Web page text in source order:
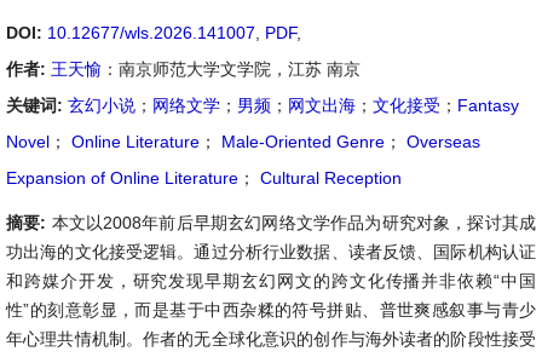
DOI: 10.12677/wls.2026.141007 PDF,
作者: 王天愉 ：南京师范大学文学院，江苏 南京
关键词: 玄幻小说 ； 网络文学 ； 男频 ； 网文出海 ； 文化接受 ； Fantasy
Novel ； Online Literature ； Male-Oriented Genre ；
Overseas
Expansion of Online Literature ； Cultural Reception
摘要: 本文以2008年前后早期玄幻网络文学作品为研究对象，探讨其成
功出海的文化接受逻辑。通过分析行业数据、读者反馈、国际机构认证
和跨媒介开发，研究发现早期玄幻网文的跨文化传播并非依赖“中国
性”的刻意彰显，而是基于中西杂糅的符号拼贴、普世爽感叙事与青少
年心理共情机制。作者的无全球化意识的创作与海外读者的阶段性接受